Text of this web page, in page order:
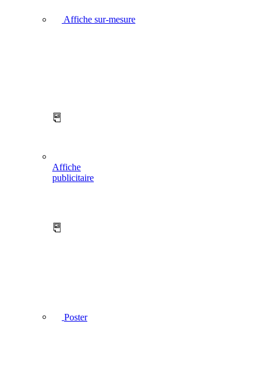
Poster
Affiche
publicitaire
Affiche sur-mesure